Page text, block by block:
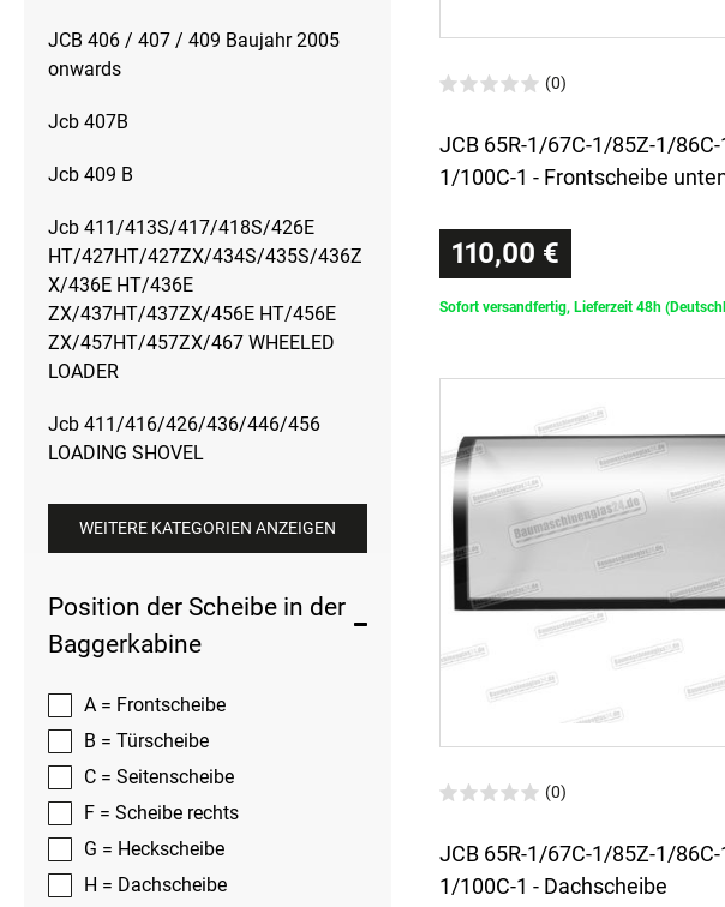
JCB 406 / 407 / 409 Baujahr 2005
onwards
Jcb 407B
Jcb 409 B
Jcb 411/413S/417/418S/426E
HT/427HT/427ZX/434S/435S/436Z
X/436E HT/436E
ZX/437HT/437ZX/456E HT/456E
ZX/457HT/457ZX/467 WHEELED
LOADER
Jcb 411/416/426/436/446/456
LOADING SHOVEL
WEITERE KATEGORIEN ANZEIGEN
Position der Scheibe in der
Baggerkabine
A = Frontscheibe
B = Türscheibe
C = Seitenscheibe
F = Scheibe rechts
G = Heckscheibe
H = Dachscheibe
(0)
JCB 65R-1/67C-1/85Z-1/
1/100C-1 - Frontscheibe
110,00 €
Sofort versandfertig, Lieferzeit 48h
(0)
JCB 65R-1/67C-1/85Z-1/
1/100C-1 - Dachscheibe